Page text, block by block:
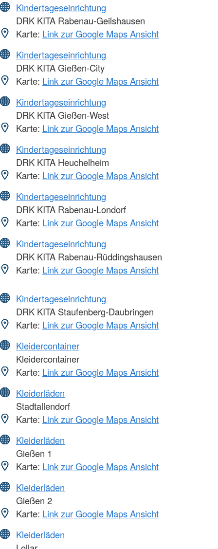
Kindertageseinrichtung
DRK KITA Rabenau-Geilshausen
Karte: Link zur Google Maps Ansicht
Kindertageseinrichtung
DRK KITA Gießen-City
Karte: Link zur Google Maps Ansicht
Kindertageseinrichtung
DRK KITA Gießen-West
Karte: Link zur Google Maps Ansicht
Kindertageseinrichtung
DRK KITA Heuchelheim
Karte: Link zur Google Maps Ansicht
Kindertageseinrichtung
DRK KITA Rabenau-Londorf
Karte: Link zur Google Maps Ansicht
Kindertageseinrichtung
DRK KITA Rabenau-Rüddingshausen
Karte: Link zur Google Maps Ansicht
Kindertageseinrichtung
DRK KITA Staufenberg-Daubringen
Karte: Link zur Google Maps Ansicht
Kleidercontainer
Kleidercontainer
Karte: Link zur Google Maps Ansicht
Kleiderläden
Stadtallendorf
Karte: Link zur Google Maps Ansicht
Kleiderläden
Gießen 1
Karte: Link zur Google Maps Ansicht
Kleiderläden
Gießen 2
Karte: Link zur Google Maps Ansicht
Kleiderläden